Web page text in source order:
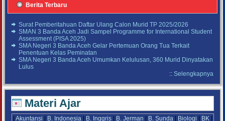
Berita Terbaru
Surat Pemberitahuan Daftar Ulang Calon Murid TP 2025/2026
SMAN 3 Banda Aceh Jadi Sampel Programme for International Student
Assessment (PISA 2025)
SMA Negeri 3 Banda Aceh Gelar Pertemuan Orang Tua Terkait
Penentuan Kelas Peminatan
SMA Negeri 3 Banda Aceh Umumkan Kelulusan, 360 Murid Dinyatakan
Lulus
:: Selengkapnya
Materi Ajar
|Akuntansi B. Indonesia B. Inggris B. Jerman B. Sunda Biologi BK